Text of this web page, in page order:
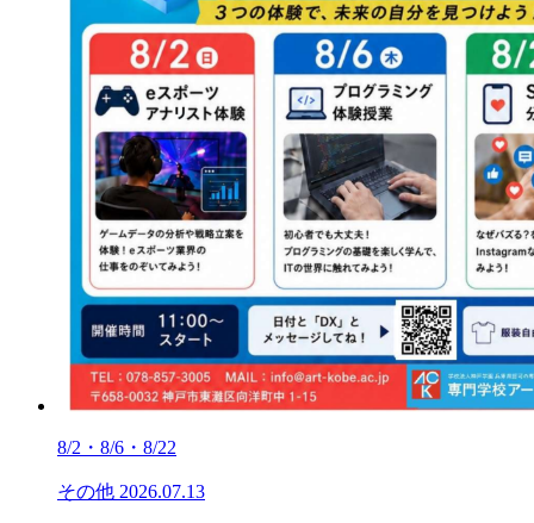
8/2・8/6・8/22
その他 2026.07.13